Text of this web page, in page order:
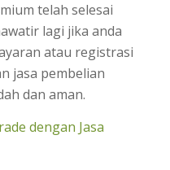
telah selesai
lagi jika anda
atau registrasi
jasa pembelian
dan aman.
dengan Jasa